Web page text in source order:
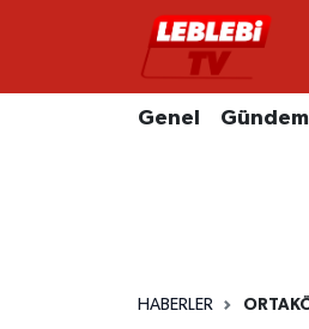
Genel Gündem
HABERLER
Hava Durumu